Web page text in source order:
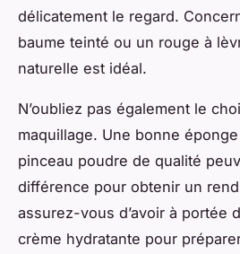
délicatement le regard.
baume teinté ou un rouge à
naturelle est idéal.
N’oubliez pas également le
maquillage. Une bonne
pinceau poudre de qualité
différence pour obtenir un
assurez-vous d’avoir à portée
crème hydratante pour